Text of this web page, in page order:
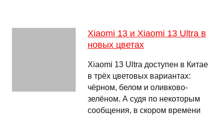
Xiaomi 13 и Xiaomi 13 Ultra в
новых цветах
Xiaomi 13 Ultra доступен в Китае
в трёх цветовых вариантах:
чёрном, белом и оливково-
зелёном. А судя по некоторым
сообщения, в скором времени